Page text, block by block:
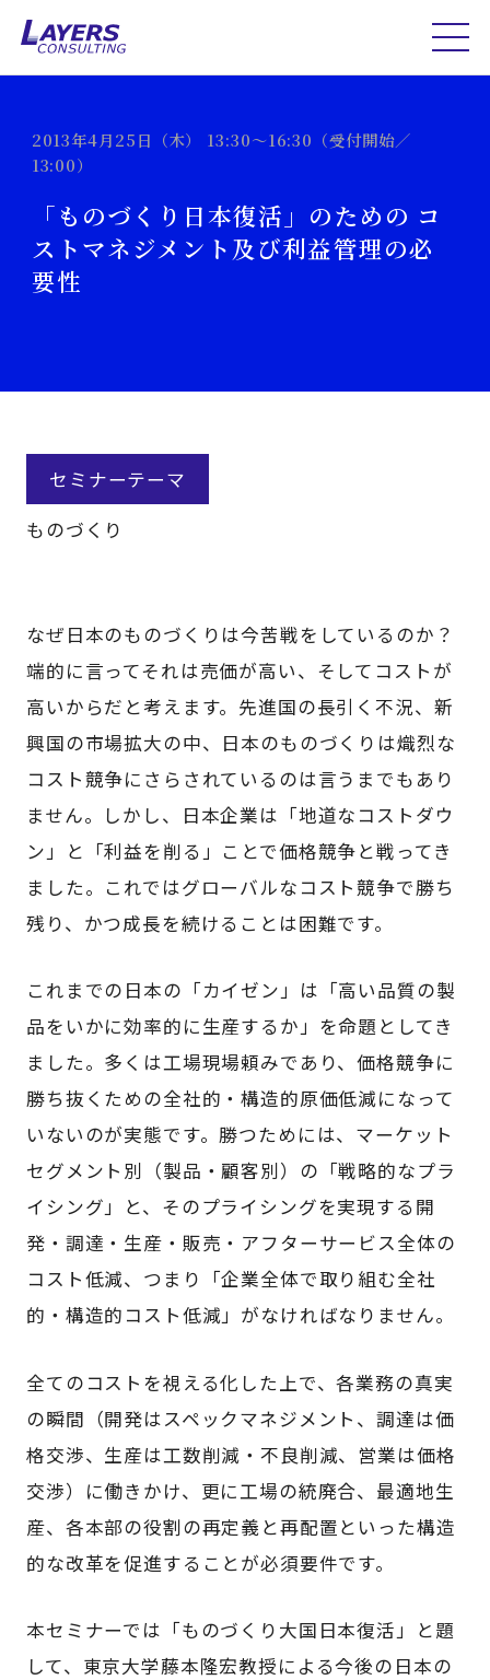
2013年4月25日（木） 13:30～16:30（受付開始／
13:00）
「ものづくり日本復活」のための コ
ストマネジメント及び利益管理の必
要性
セミナーテーマ
ものづくり
なぜ日本のものづくりは今苦戦をしているのか？
端的に言ってそれは売価が高い、そしてコストが
高いからだと考えます。先進国の長引く不況、新
興国の市場拡大の中、日本のものづくりは熾烈な
コスト競争にさらされているのは言うまでもあり
ません。しかし、日本企業は「地道なコストダウ
ン」と「利益を削る」ことで価格競争と戦ってき
ました。これではグローバルなコスト競争で勝ち
残り、かつ成長を続けることは困難です。
これまでの日本の「カイゼン」は「高い品質の製
品をいかに効率的に生産するか」を命題としてき
ました。多くは工場現場頼みであり、価格競争に
勝ち抜くための全社的・構造的原価低減になって
いないのが実態です。勝つためには、マーケット
セグメント別（製品・顧客別）の「戦略的なプラ
イシング」と、そのプライシングを実現する開
発・調達・生産・販売・アフターサービス全体の
コスト低減、つまり「企業全体で取り組む全社
的・構造的コスト低減」がなければなりません。
全てのコストを視える化した上で、各業務の真実
の瞬間（開発はスペックマネジメント、調達は価
格交渉、生産は工数削減・不良削減、営業は価格
交渉）に働きかけ、更に工場の統廃合、最適地生
産、各本部の役割の再定義と再配置といった構造
的な改革を促進することが必須要件です。
本セミナーでは「ものづくり大国日本復活」と題
して、東京大学藤本隆宏教授による今後の日本の